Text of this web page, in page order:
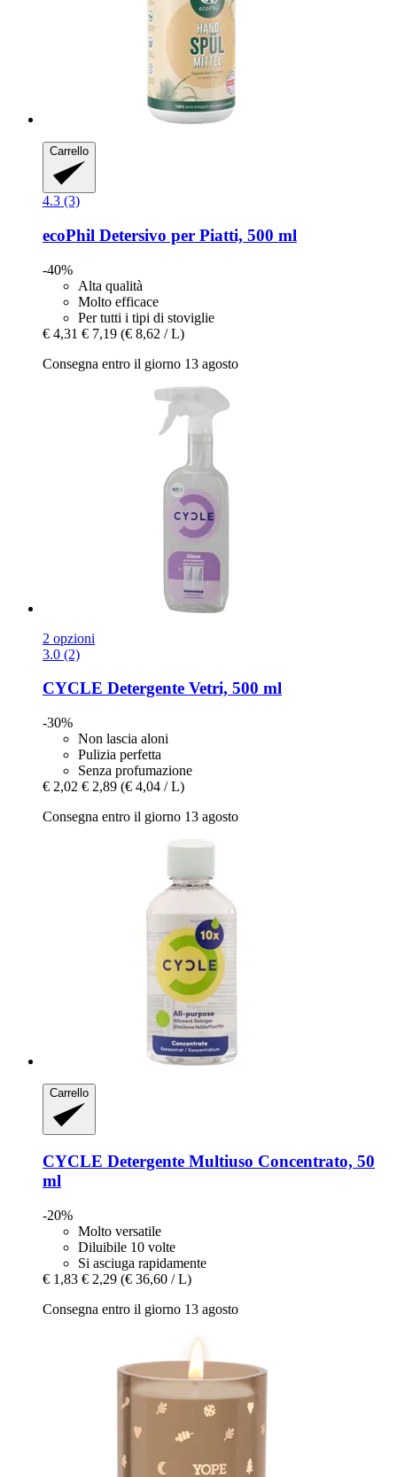
Carrello
4.3 (3)
ecoPhil Detersivo per Piatti, 500 ml
-40%
Alta qualità
Molto efficace
Per tutti i tipi di stoviglie
€ 4,31 € 7,19 (€ 8,62 / L)
Consegna entro il giorno 13 agosto
2 opzioni
3.0 (2)
CYCLE Detergente Vetri, 500 ml
-30%
Non lascia aloni
Pulizia perfetta
Senza profumazione
€ 2,02 € 2,89 (€ 4,04 / L)
Consegna entro il giorno 13 agosto
Carrello
CYCLE Detergente Multiuso Concentrato, 50
ml
-20%
Molto versatile
Diluibile 10 volte
Si asciuga rapidamente
€ 1,83 € 2,29 (€ 36,60 / L)
Consegna entro il giorno 13 agosto